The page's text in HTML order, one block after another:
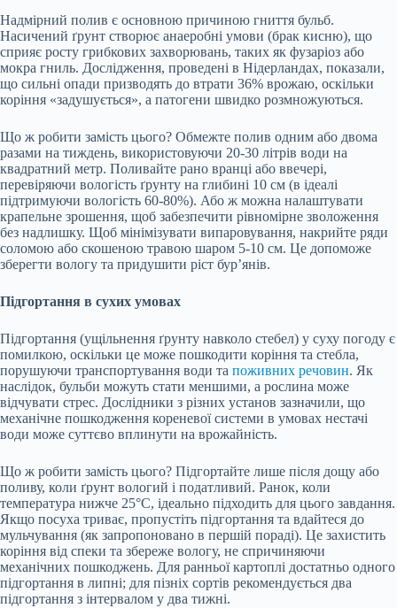
Надмірний полив є основною причиною гниття бульб.
Насичений ґрунт створює анаеробні умови (брак кисню), що
сприяє росту грибкових захворювань, таких як фузаріоз або
мокра гниль. Дослідження, проведені в Нідерландах, показали,
що сильні опади призводять до втрати 36% врожаю, оскільки
коріння «задушується», а патогени швидко розмножуються.
Що ж робити замість цього? Обмежте полив одним або двома
разами на тиждень, використовуючи 20-30 літрів води на
квадратний метр. Поливайте рано вранці або ввечері,
перевіряючи вологість ґрунту на глибині 10 см (в ідеалі
підтримуючи вологість 60-80%). Або ж можна налаштувати
крапельне зрошення, щоб забезпечити рівномірне зволоження
без надлишку. Щоб мінімізувати випаровування, накрийте ряди
соломою або скошеною травою шаром 5-10 см. Це допоможе
зберегти вологу та придушити ріст бур’янів.
Підгортання в сухих умовах
Підгортання (ущільнення ґрунту навколо стебел) у суху погоду є
помилкою, оскільки це може пошкодити коріння та стебла,
порушуючи транспортування води та поживних речовин. Як
наслідок, бульби можуть стати меншими, а рослина може
відчувати стрес. Дослідники з різних установ зазначили, що
механічне пошкодження кореневої системи в умовах нестачі
води може суттєво вплинути на врожайність.
Що ж робити замість цього? Підгортайте лише після дощу або
поливу, коли ґрунт вологий і податливий. Ранок, коли
температура нижче 25°C, ідеально підходить для цього завдання.
Якщо посуха триває, пропустіть підгортання та вдайтеся до
мульчування (як запропоновано в першій пораді). Це захистить
коріння від спеки та збереже вологу, не спричиняючи
механічних пошкоджень. Для ранньої картоплі достатньо одного
підгортання в липні; для пізніх сортів рекомендується два
підгортання з інтервалом у два тижні.